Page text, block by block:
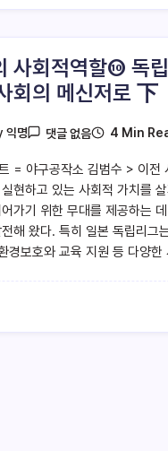
사회적역할⑩ 독
회의 메신저로 下
익명 댓글 없음 4 Min
= 야구공작소 김범수 > 이전
현하고 있는 사회적 가치를
가기 위한 무대를 제공하는
해 왔다. 특히 일본 독립리그
경보호와 교육 지원 등 다양